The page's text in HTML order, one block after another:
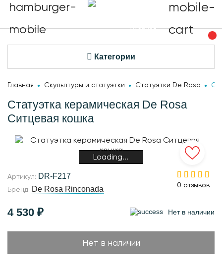
Категории
Главная Скульптуры и статуэтки Статуэтки De Rosa
Статуэтка керамическая De Rosa
Ситцевая кошка
Loading...
0 отзывов
Артикул: DR-F217
Бренд: De Rosa Rinconada 0 отзывов
4 530 ₽ Нет в наличии
Нет в наличии